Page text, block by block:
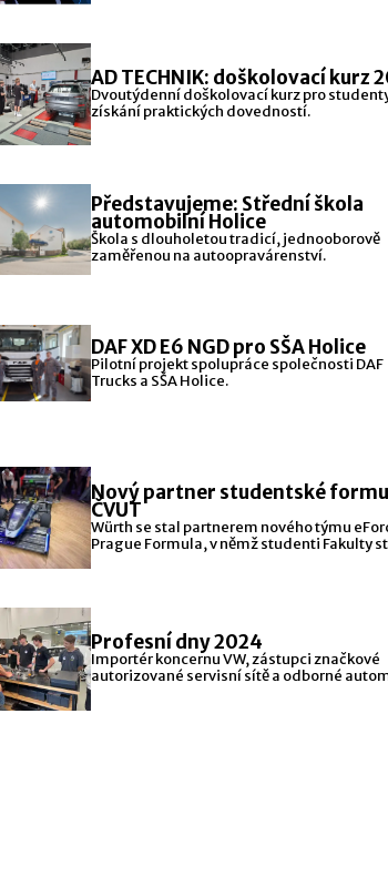
AD TECHNIK: doškolovací kurz
Dvoutýdenní doškolovací kurz pro
získání praktických dovedností.
Představujeme: Střední škola
automobilní Holice
Škola s dlouholetou tradicí, jednooborově
zaměřenou na autoopravárenství.
DAF XD E6 NGD pro SŠA Holice
Pilotní projekt spolupráce společnosti DAF
Trucks a SŠA Holice.
Nový partner studentské
ČVUT
Würth se stal partnerem nového týmu
Prague Formula, v němž studenti Fakulty
Profesní dny 2024
Importér koncernu VW, zástupci značkové
autorizované servisní sítě a odborné